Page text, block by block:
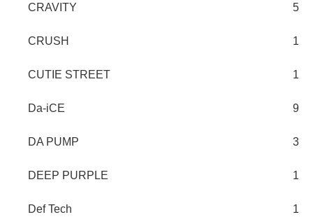
CRAVITY 5
CRUSH 1
CUTIE STREET 1
Da-iCE 9
DA PUMP 3
DEEP PURPLE 1
Def Tech 1